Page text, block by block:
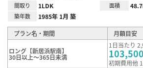
間取り 1LDK 面積
築年数 1985年 1月 築
プラン名・期間 月額目安
ロング【新居浜駅南】
30日以上～365日未満
1日当たり
103,500
初期費用他